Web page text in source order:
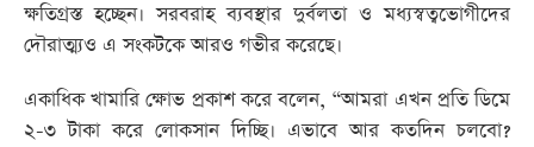
ক্ষতিগ্রস্ত হচ্ছেন। সরবরাহ ব্যবস্থার দুর্বলতা ও মধ্যস্বত্বভোগীদের
দৌরাত্ম্যও এ সংকটকে আরও গভীর করেছে।
একাধিক খামারি ক্ষোভ প্রকাশ করে বলেন, “আমরা এখন প্রতি ডিমে
২-৩ টাকা করে লোকসান দিচ্ছি। এভাবে আর কতদিন চলবো?